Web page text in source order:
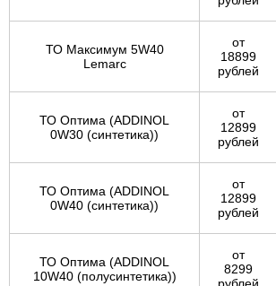
ТО Максимум 5W40
Lemarc
от
18899
рублей
ТО Оптима (ADDINOL
0W30 (синтетика))
от
12899
рублей
ТО Оптима (ADDINOL
0W40 (синтетика))
от
12899
рублей
ТО Оптима (ADDINOL
10W40 (полусинтетика))
от
8299